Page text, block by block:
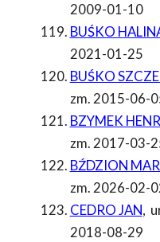
2009-01-10
BUŚKO
2021-01-25
BUŚKO
zm. 2015-06-
BZYMEK
zm. 2017-03-
BŹDZION
zm. 2026-02-
CEDRO JAN,
2018-08-29